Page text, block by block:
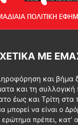
ΜΕ
και βήμα
και τη συλλογική
έως και Τρίτη στα
μπορεί να είναι ο
πρέπει, κατ’